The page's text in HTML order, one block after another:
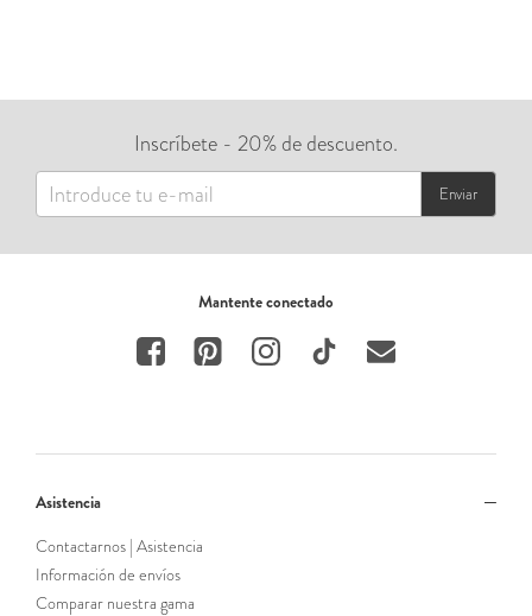
Inscríbete - 20% de descuento.
Enviar
Mantente conectado
Asistencia
Contactarnos | Asistencia
Información de envíos
Comparar nuestra gama